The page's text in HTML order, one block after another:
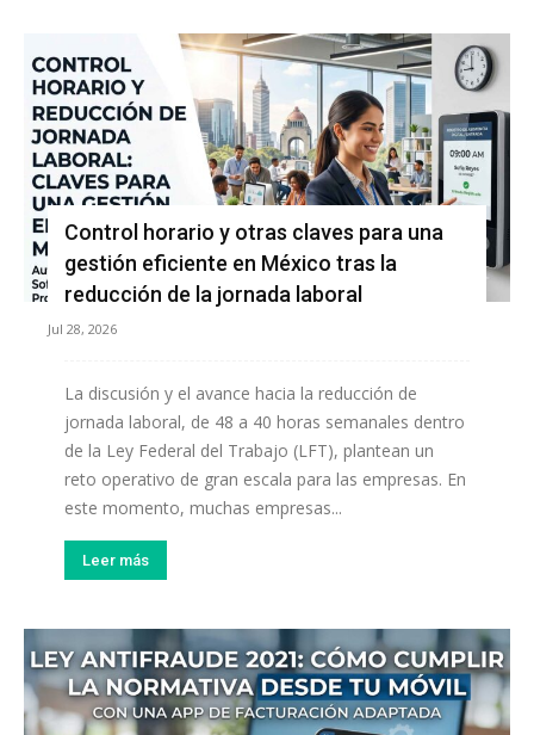
Control horario y otras claves para una
gestión eficiente en México tras la
reducción de la jornada laboral
Jul 28, 2026
La discusión y el avance hacia la reducción de
jornada laboral, de 48 a 40 horas semanales dentro
de la Ley Federal del Trabajo (LFT), plantean un
reto operativo de gran escala para las empresas. En
este momento, muchas empresas...
Leer más